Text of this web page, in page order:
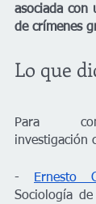
asociada con
de crímenes
Lo que
Para
investigación
- Ernesto
Sociología